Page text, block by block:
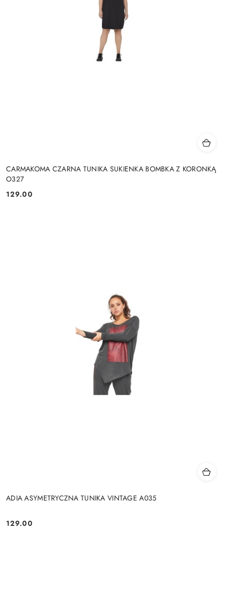
CARMAKOMA CZARNA TUNIKA SUKIENKA BOMBKA Z KORONKĄ
O327
Cena:
129.00
ADIA ASYMETRYCZNA TUNIKA VINTAGE A035
Cena:
129.00